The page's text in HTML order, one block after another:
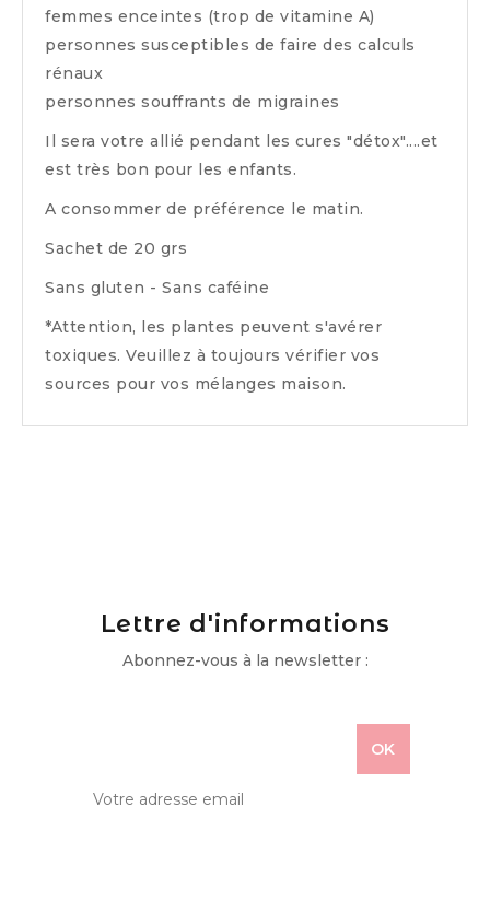
femmes enceintes (trop de vitamine A)
personnes susceptibles de faire des calculs
rénaux
personnes souffrants de migraines
Il sera votre allié pendant les cures "détox"....et
est très bon pour les enfants.
A consommer de préférence le matin.
Sachet de 20 grs
Sans gluten - Sans caféine
*Attention, les plantes peuvent s'avérer
toxiques. Veuillez à toujours vérifier vos
sources pour vos mélanges maison.
Lettre d'informations
Abonnez-vous à la newsletter :